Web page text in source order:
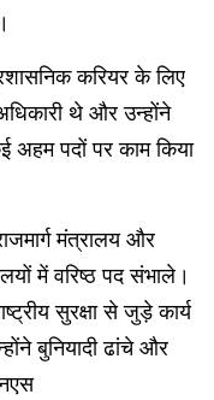
करियर के लिए
थे और उन्होंने
अहम पदों पर काम किया
मंत्रालय और
में वरिष्ठ पद संभाले।
सुरक्षा से जुड़े कार्य
बुनियादी ढांचे और